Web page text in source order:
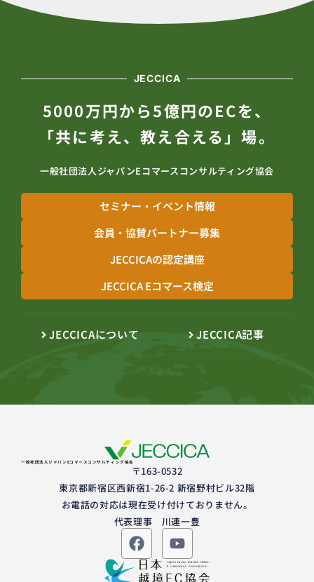
JECCICA
5000万円から5億円のECを、
「共に考え、教え合える」場。
一般社団法人ジャパンEコマースコンサルティング協会
セミナー・イベント情報
会員・協賛パートナー募集
JECCICAの認定講座
JECCICA Eコマース検定
JECCICAについて JECCICA記事
一般社団法人ジャパンEコマースコンサルティング協会
〒163-0532
東京都新宿区西新宿1-26-2 新宿野村ビル32階
お電話の対応は現在受け付けておりません。
代表理事 川連一豊